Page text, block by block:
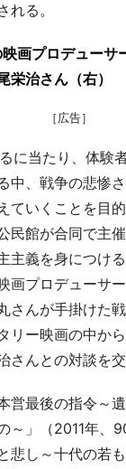
れる。
画プロデューサ
栄治さん（右）
［広告］
に当たり、体験
中、戦争の悲惨
ていくことを目
民館が合同で主
主義を身につけ
画プロデューサ
さんが手掛けた
リー映画の中か
さんとの対談を交
営最後の指令～
～」（2011年、
悲し～十代の若